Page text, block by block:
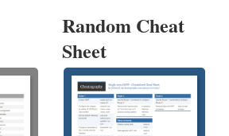
Random Cheat
Sheet